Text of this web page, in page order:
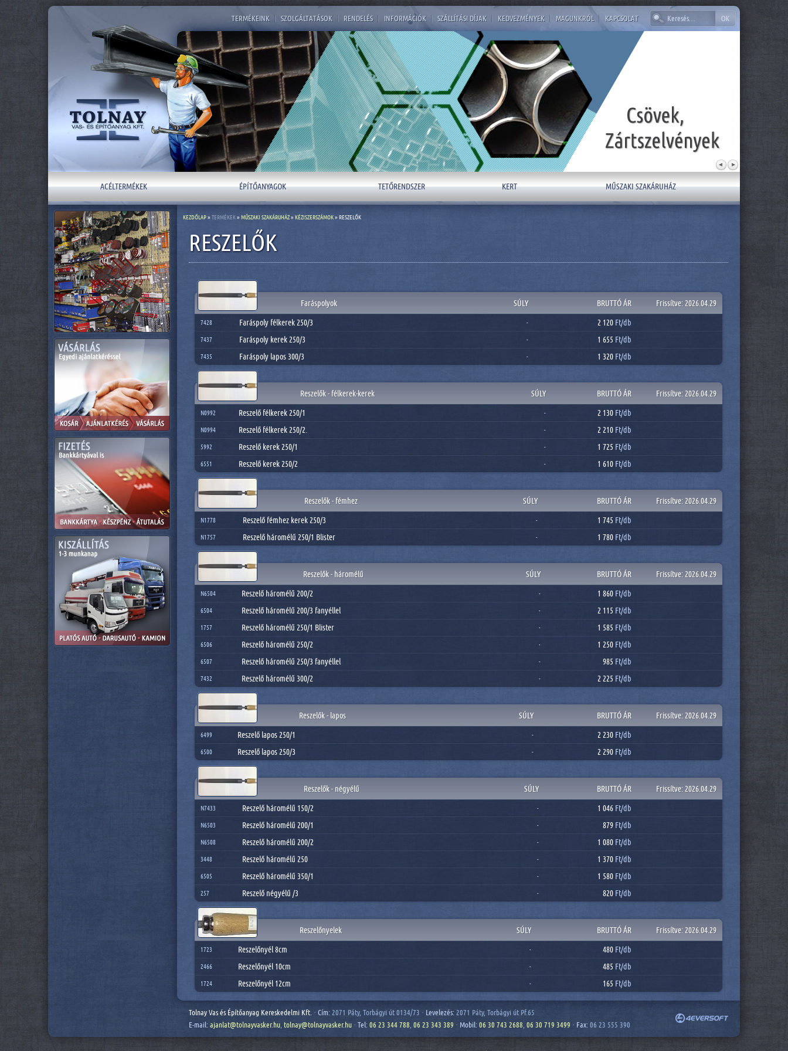
TERMÉKEINK SZOLGÁLTATÁSOK RENDELÉS INFORMÁCIÓK SZÁLLÍTÁSI DÍJAK KEDVEZMÉNYEK MAGUNKRÓL KAPCSOLAT
ACÉLTERMÉKEK ÉPÍTŐANYAGOK TETŐRENDSZER KERT MŰSZAKI SZAKÁRUHÁZ
RESZELŐK
Faráspolyok SÚLY BRUTTÓ ÁR Frissítve: 2026.04.29
7428 Faráspoly félkerek 250/3 - 2 120 Ft/db
7437 Faráspoly kerek 250/3 - 1 655 Ft/db
7435 Faráspoly lapos 300/3 - 1 320 Ft/db
Reszelők - félkerek-kerek SÚLY BRUTTÓ ÁR Frissítve: 2026.04.29
N0992 Reszelő félkerek 250/1 - 2 130 Ft/db
N0994 Reszelő félkerek 250/2. - 2 210 Ft/db
5992 Reszelő kerek 250/1 - 1 725 Ft/db
6551 Reszelő kerek 250/2 - 1 610 Ft/db
Reszelők - fémhez SÚLY BRUTTÓ ÁR Frissítve: 2026.04.29
N1778 Reszelő fémhez kerek 250/3 - 1 745 Ft/db
N1757 Reszelő háromélű 250/1 Blister - 1 780 Ft/db
Reszelők - háromélű SÚLY BRUTTÓ ÁR Frissítve: 2026.04.29
N6504 Reszelő háromélű 200/2 - 1 860 Ft/db
6504 Reszelő háromélű 200/3 fanyéllel - 2 115 Ft/db
1757 Reszelő háromélű 250/1 Blister - 1 585 Ft/db
6506 Reszelő háromélű 250/2 - 1 250 Ft/db
6507 Reszelő háromélű 250/3 fanyéllel - 985 Ft/db
7432 Reszelő háromélű 300/2 - 2 225 Ft/db
Reszelők - lapos SÚLY BRUTTÓ ÁR Frissítve: 2026.04.29
6499 Reszelő lapos 250/1 - 2 230 Ft/db
6500 Reszelő lapos 250/3 - 2 290 Ft/db
Reszelők - négyélű SÚLY BRUTTÓ ÁR Frissítve: 2026.04.29
N7433 Reszelő háromélű 150/2 - 1 046 Ft/db
N6503 Reszelő háromélű 200/1 - 879 Ft/db
N6508 Reszelő háromélű 200/2 - 1 080 Ft/db
3448 Reszelő háromélű 250 - 1 370 Ft/db
6505 Reszelő háromélű 350/1 - 1 580 Ft/db
257 Reszelő négyélű /3 - 820 Ft/db
Reszelőnyelek SÚLY BRUTTÓ ÁR Frissítve: 2026.04.29
1723 Reszelőnyél 8cm - 480 Ft/db
2466 Reszelőnyél 10cm - 485 Ft/db
1724 Reszelőnyél 12cm - 165 Ft/db
Tolnay Vas és Építőanyag Kereskedelmi Kft. · Cím: 2071 Páty, Torbágyi út 0134/73 · Levelezés: 2071 Páty, Torbágyi út Pf.65
E-mail: ajanlat@tolnayvasker.hu tolnay@tolnayvasker.hu · Tel: 06 23 344 788 06 23 343 389 · Mobil: 06 30 743 2688 06 30 719 3499 · Fax: 06 23 555 390
KEZDŐLAP» TERMÉKEK» MŰSZAKI SZAKÁRUHÁZ» KÉZISZERSZÁMOK» RESZELŐK